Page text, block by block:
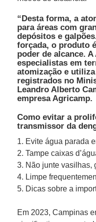
“Desta forma, a
para áreas com
depósitos e
forçada, o produto
poder de alcance.
especialistas em
atomização e
registrados no
Leandro Alberto
empresa Agricamp.
Como evitar a
transmissor da
1. Evite água parada
2. Tampe caixas
3. Não junte vasilhas,
4. Limpe
5. Dicas sobre a
Em 2023, Campinas